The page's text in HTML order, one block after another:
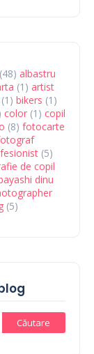
(48) albastru
(1) artist
(1) bikers (1)
color (1) copil
(8) fotocarte
(5)
de copil
dinu
(5)